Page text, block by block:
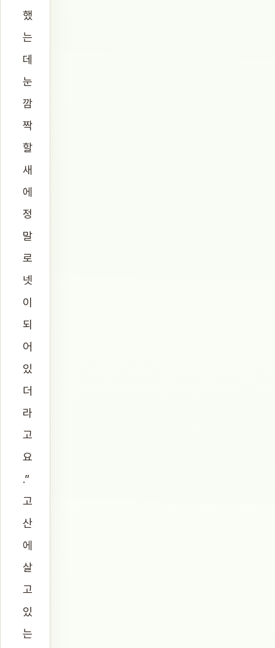
했
는
데
눈
깜
짝
할
새
에
정
말
로
넷
이
되
어
있
더
라
고
요
.”
고
산
에
살
고
있
는